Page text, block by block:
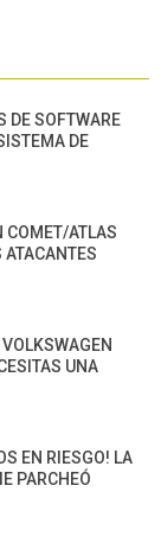
DE SOFTWARE
DE
COMET/ATLAS
ATACANTES
UNA
EN RIESGO! LA
PARCHEÓ